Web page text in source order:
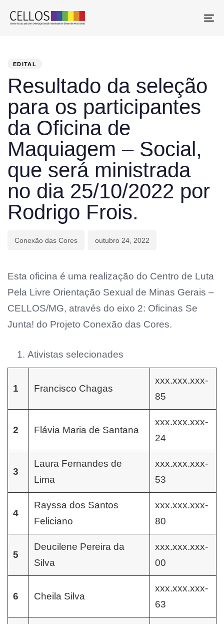
EDITAL
Resultado da seleção
para os participantes
da Oficina de
Maquiagem – Social,
que será ministrada
no dia 25/10/2022 por
Rodrigo Frois.
Conexão das Cores outubro 24, 2022
Esta oficina é uma realização do Centro de Luta
Pela Livre Orientação Sexual de Minas Gerais –
CELLOS/MG, através do eixo 2: Oficinas Se
Junta! do Projeto Conexão das Cores.
Ativistas selecionades
1 Francisco Chagas
xxx.xxx.xxx-
85
2 Flávia Maria de Santana
xxx.xxx.xxx-
24
3
Laura Fernandes de
Lima
xxx.xxx.xxx-
53
4
Rayssa dos Santos
Feliciano
xxx.xxx.xxx-
80
5
Deucilene Pereira da
Silva
xxx.xxx.xxx-
00
6 Cheila Silva
xxx.xxx.xxx-
63